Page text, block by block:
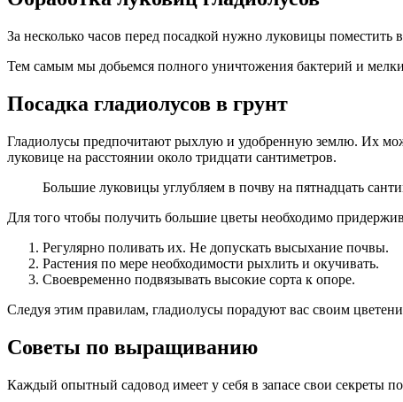
За несколько часов перед посадкой нужно луковицы
Тем самым мы добьемся полного уничтожения бактерий и
Посадка гладиолусов в грунт
Гладиолусы предпочитают рыхлую и удобренную землю. Их
луковице на расстоянии около тридцати сантиметров.
Большие луковицы углубляем в почву на пятнадцать
Для того чтобы получить большие цветы необходимо
Регулярно поливать их. Не допускать высыхание почвы.
Растения по мере необходимости рыхлить и окучивать.
Своевременно подвязывать высокие сорта к опоре.
Следуя этим правилам, гладиолусы порадуют вас своим
Советы по выращиванию
Каждый опытный садовод имеет у себя в запасе свои секреты